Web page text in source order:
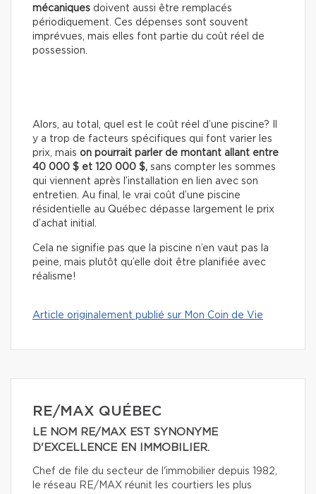
mécaniques doivent aussi être remplacés
périodiquement. Ces dépenses sont souvent
imprévues, mais elles font partie du coût réel de
possession.
Alors, au total, quel est le coût réel d’une piscine? Il
y a trop de facteurs spécifiques qui font varier les
prix, mais on pourrait parler de montant allant entre
40 000 $ et 120 000 $, sans compter les sommes
qui viennent après l’installation en lien avec son
entretien. Au final, le vrai coût d’une piscine
résidentielle au Québec dépasse largement le prix
d’achat initial.
Cela ne signifie pas que la piscine n’en vaut pas la
peine, mais plutôt qu’elle doit être planifiée avec
réalisme!
Article originalement publié sur Mon Coin de Vie
RE/MAX QUÉBEC
LE NOM RE/MAX EST SYNONYME
D'EXCELLENCE EN IMMOBILIER.
Chef de file du secteur de l'immobilier depuis 1982,
le réseau RE/MAX réunit les courtiers les plus